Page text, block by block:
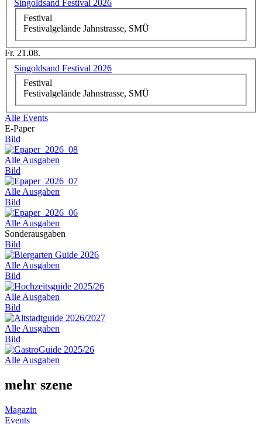
Singoldsand Festival 2026
Festival
Festivalgelände Jahnstrasse, SMÜ
Fr. 21.08.
Singoldsand Festival 2026
Festival
Festivalgelände Jahnstrasse, SMÜ
Alle Events
E-Paper
Bild
Alle Ausgaben
Bild
Alle Ausgaben
Bild
Alle Ausgaben
Sonderausgaben
Bild
Alle Ausgaben
Bild
Alle Ausgaben
Bild
Alle Ausgaben
Bild
Alle Ausgaben
mehr szene
Magazin
Events